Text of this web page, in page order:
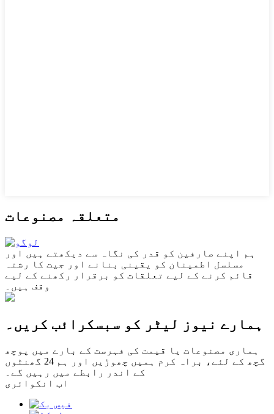
متعلقہ مصنوعات
ہم اپنے صارفین کو قدر کی نگاہ سے دیکھتے ہیں اور
مسلسل اطمینان کو یقینی بنانے اور جیت کا رشتہ
قائم کرنے کے لیے تعلقات کو برقرار رکھنے کے لیے
وقف ہیں۔
ہمارے نیوز لیٹر کو سبسکرائب کریں۔
ہماری مصنوعات یا قیمت کی فہرست کے بارے میں پوچھ
گچھ کے لئے، براہ کرم ہمیں چھوڑیں اور ہم 24 گھنٹوں
کے اندر رابطے میں رہیں گے۔
اب انکوائری